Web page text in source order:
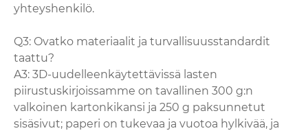
yhteyshenkilö.
Q3: Ovatko materiaalit ja turvallisuusstandardit
taattu?
A3: 3D-uudelleenkäytettävissä lasten
piirustuskirjoissamme on tavallinen 300 g:n
valkoinen kartonkikansi ja 250 g paksunnetut
sisäsivut; paperi on tukevaa ja vuotoa hylkivää, ja